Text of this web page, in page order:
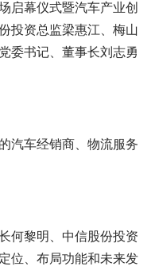
幕仪式暨汽车产业创
投资总监梁惠江、梅山
委书记、董事长刘志勇
汽车经销商、物流服务
何黎明、中信股份投资
位、布局功能和未来发